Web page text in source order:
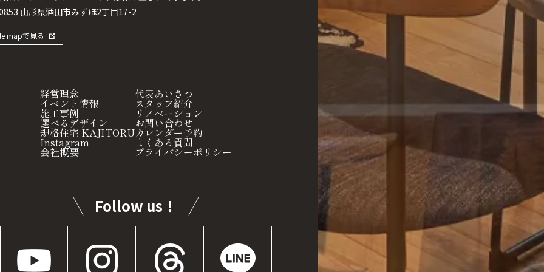
山形県酒田市みずほ2丁目17-2
mapで見る
経営理念
イベント情報
施工事例
選べるデザイン
規格住宅 KAJITORU
Instagram
会社概要
代表あいさつ
スタッフ紹介
リノベーション
お問い合わせ
カレンダー予約
よくある質問
プライバシーポリシー
Follow us！